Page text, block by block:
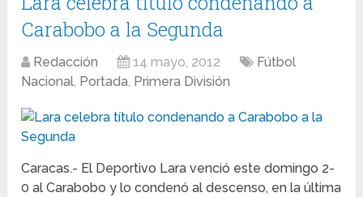
Carabobo a la Segunda
Redacción 14 mayo, 2012
Fútbol
Nacional, Portada, Primera División
Caracas.- El Deportivo Lara venció este domingo 2-
0 al Carabobo y lo condenó al descenso, en la última